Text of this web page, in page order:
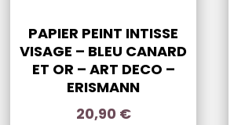
PAPIER PEINT INTISSE
VISAGE – BLEU CANARD
ET OR – ART DECO –
ERISMANN
20,90 €